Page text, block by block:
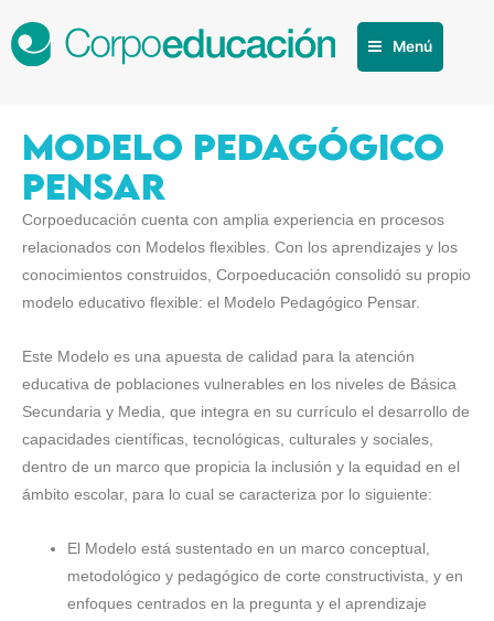
Menú
MODELO PEDAGÓGICO
PENSAR
Corpoeducación cuenta con amplia experiencia en procesos
relacionados con Modelos flexibles. Con los aprendizajes y los
conocimientos construidos, Corpoeducación consolidó su propio
modelo educativo flexible: el Modelo Pedagógico Pensar.
Este Modelo es una apuesta de calidad para la atención
educativa de poblaciones vulnerables en los niveles de Básica
Secundaria y Media, que integra en su currículo el desarrollo de
capacidades científicas, tecnológicas, culturales y sociales,
dentro de un marco que propicia la inclusión y la equidad en el
ámbito escolar, para lo cual se caracteriza por lo siguiente:
El Modelo está sustentado en un marco conceptual,
metodológico y pedagógico de corte constructivista, y en
enfoques centrados en la pregunta y el aprendizaje